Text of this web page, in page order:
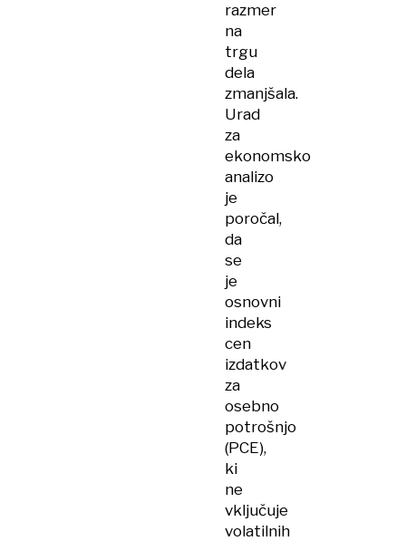
razmer
na
trgu
dela
zmanjšala.
Urad
za
ekonomsko
analizo
je
poročal,
da
se
je
osnovni
indeks
cen
izdatkov
za
osebno
potrošnjo
(PCE),
ki
ne
vključuje
volatilnih